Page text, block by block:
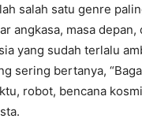
salah satu genre
angkasa, masa
yang sudah terlalu
sering bertanya,
robot, bencana